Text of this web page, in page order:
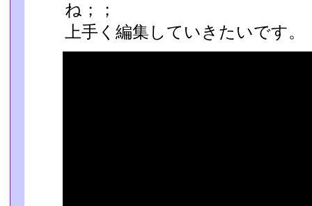
ね；；
上手く編集していきたいです。